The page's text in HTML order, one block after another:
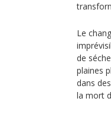
Le
de
plaines
dans
la mort